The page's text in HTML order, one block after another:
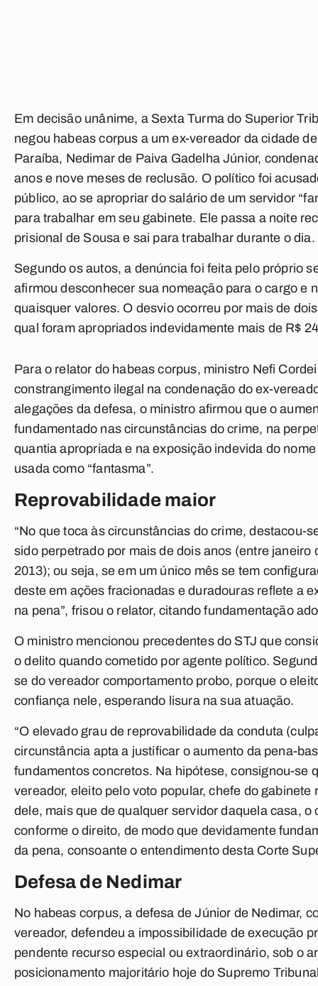
Em decisão unânime, a Sexta Turma do Superior
negou habeas corpus a um ex-vereador da cidade
Paraíba, Nedimar de Paiva Gadelha Júnior,
anos e nove meses de reclusão. O político foi
público, ao se apropriar do salário de um servidor
para trabalhar em seu gabinete. Ele passa a noite
prisional de Sousa e sai para trabalhar durante o dia.
Segundo os autos, a denúncia foi feita pelo próprio
afirmou desconhecer sua nomeação para o cargo e
quaisquer valores. O desvio ocorreu por mais de
qual foram apropriados indevidamente mais de R$
Para o relator do habeas corpus, ministro Nefi
constrangimento ilegal na condenação do ex-
alegações da defesa, o ministro afirmou que o
fundamentado nas circunstâncias do crime, na
quantia apropriada e na exposição indevida do
usada como “fantasma”.
Reprovabilidade maior
“No que toca às circunstâncias do crime, destacou-
sido perpetrado por mais de dois anos (entre janeiro
2013); ou seja, se em um único mês se tem
deste em ações fracionadas e duradouras reflete a
na pena”, frisou o relator, citando fundamentação
O ministro mencionou precedentes do STJ que
o delito quando cometido por agente político.
se do vereador comportamento probo, porque o
confiança nele, esperando lisura na sua atuação.
“O elevado grau de reprovabilidade da conduta
circunstância apta a justificar o aumento da pena-
fundamentos concretos. Na hipótese, consignou-se
vereador, eleito pelo voto popular, chefe do
dele, mais que de qualquer servidor daquela casa, o
conforme o direito, de modo que devidamente
da pena, consoante o entendimento desta Corte
Defesa de Nedimar
No habeas corpus, a defesa de Júnior de Nedimar,
vereador, defendeu a impossibilidade de execução
pendente recurso especial ou extraordinário, sob o
posicionamento majoritário hoje do Supremo